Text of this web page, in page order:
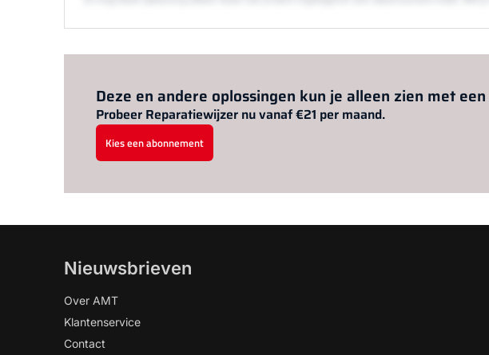
Deze en andere oplossingen kun je alleen zien met
Probeer Reparatiewijzer nu vanaf €21 per maand.
Kies een abonnement
Nieuwsbrieven
Over AMT
Klantenservice
Contact